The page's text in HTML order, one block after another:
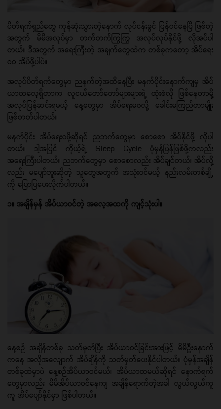
ပိတ်ရက်ရှည်တွေ ကုန်ဆုံးသွားတဲ့နောက် လုပ်ငန်းခွင် ပြန်ဝင်နေပြီ ဖြစ်တဲ့
အတွက် မိမိအလုပ်မှာ တက်တက်ကြွကြွ အလုပ်လုပ်နိုင်ဖို့ လိုအပ်ပါ
တယ်။ ဒီအတွက် အရေးကြီးတဲ့ အချက်တွေထဲက တစ်ခုကတော့ အိပ်ရေး
ဝဝ အိပ်ဖို့ပါပဲ။
အလုပ်ပိတ်ရက်တွေမှာ ညနက်တဲ့အထိနေပြီး မနက်ပိုင်းနောက်ကျမှ အိပ်
ယာထလေ့ရှိတာက လူငယ်တော်တော်များများရဲ့ ထုံးစံလို ဖြစ်နေတာမို့
အလုပ်ပြန်ဆင်းရမယ့် နေ့တွေမှာ အိပ်ရေးမ၀လို့ ခေါင်းမကြည်တာမျိုး
ဖြစ်တတ်ပါတယ်။
မနက်ပိုင်း အိပ်ရေးဝဖို့ဆိုရင် ညဘက်တွေမှာ စောစော အိပ်နိုင်ဖို့ လိုပါ
တယ်။ ဒါ့အပြင် ကိုယ့်ရဲ့ Sleep Cycle ပုံမှန်ပြန်ဖြစ်ဖို့ကလည်း
အရေးကြီးပါတယ်။ ညဘက်တွေမှာ စောစောလည်း အိပ်ချင်တယ်၊ အိပ်လို့
လည်း မပျော်ဘူးဆိုတဲ့ သူတွေအတွက် အသုံးဝင်မယ့် နည်းလမ်းတစ်ချို့
ကို ပြောပြပေးလိုက်ပါတယ်။
၁။ အချိန်မှန် အိပ်ယာဝင်တဲ့ အလေ့အထကို ကျင့်သုံးပါ။
နေ့စဉ် အချိန်တစ်ခု သတ်မှတ်ပြီး အိပ်ယာဝင်ခြင်းအားဖြင့် မိမိဦးနှောက်
ကနေ အလိုအလျောက် အိပ်ချိန်ကို သတ်မှတ်ပေးနိုင်ပါတယ်။ ပုံမှန်အချိန်
တစ်ခုထဲမှာပဲ နေ့စဉ်အိပ်ယာဝင်မယ်၊ အိပ်ယာထမယ်ဆိုရင် နောက်ရက်
တွေမှာလည်း မိမိအိပ်ယာဝင်နေကျ အချိန်ရောက်တဲ့အခါ လွယ်လွယ်ကူ
ကူ အိပ်ပျော်နိုင်မှာ ဖြစ်ပါတယ်။